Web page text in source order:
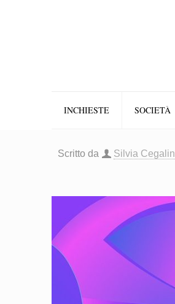
INCHIESTE SOCIETÀ
Scritto da Silvia Cegalin